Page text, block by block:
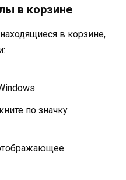
в корзине
в корзине,
по значку